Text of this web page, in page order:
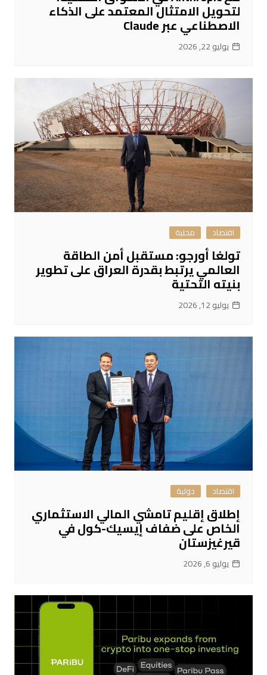
لتحويل الامتثال المعتمد على الذكاء
الاصطناعي عبر Claude
يوليو 22, 2026
اقتصاد محلية
تولغا أورجو: مستقبل أمن الطاقة
العالمي يرتبط بقدرة العراق على تطوير
بنيته التحتية
يوليو 12, 2026
اقتصاد دولية
إطلاق إقليم تامشي المالي الاستثماري
الخاص على ضفاف إيسيك-كول في
قيرغيزستان
يوليو 6, 2026